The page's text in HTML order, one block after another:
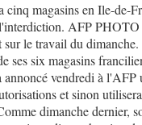
magasins en Ile-de-
l'interdiction. AFP
le travail du
ses six magasins
vendredi à l'AFP
et sinon
dimanche dernier,